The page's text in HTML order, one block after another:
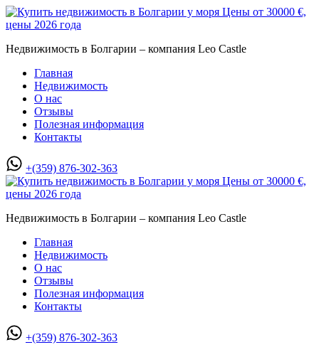
Недвижимость в Болгарии – компания Leo Castle
Главная
Недвижимость
О нас
Отзывы
Полезная информация
Контакты
+(359) 876-302-363
Недвижимость в Болгарии – компания Leo Castle
Главная
Недвижимость
О нас
Отзывы
Полезная информация
Контакты
+(359) 876-302-363